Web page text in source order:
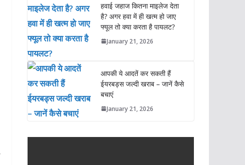
हवाई जहाज कितना माइलेज देता
है? अगर हवा में ही खत्म हो जाए
फ्यूल तो क्या करता है पायलट?
January 21, 2026
आपकी ये आदतें कर सकती हैं
ईयरबड्स जल्दी खराब – जानें कैसे
बचाएं
January 21, 2026